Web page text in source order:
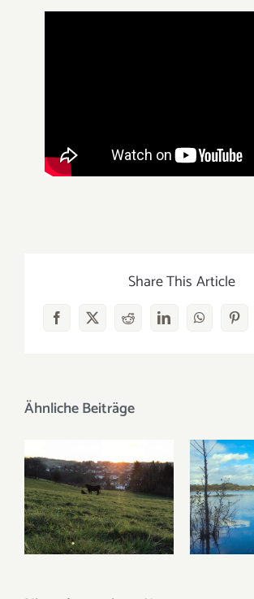
Share This Article
Facebook
X RedditLinkedInWhatsApp
Ähnliche Beiträge
Warum die Tiere
nicht von Beginn
an auf den
Habichtsweiden
sind